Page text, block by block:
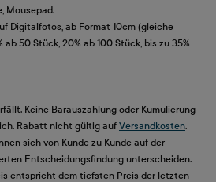
Mousepad.
Digitalfotos, ab Format 10cm (gleiche
ab 50 Stück, 20% ab 100 Stück, bis zu 35%
Keine Barauszahlung oder Kumulierung
Rabatt nicht gültig auf Versandkosten.
sich von Kunde zu Kunde auf der
Entscheidungsfindung unterscheiden.
entspricht dem tiefsten Preis der letzten